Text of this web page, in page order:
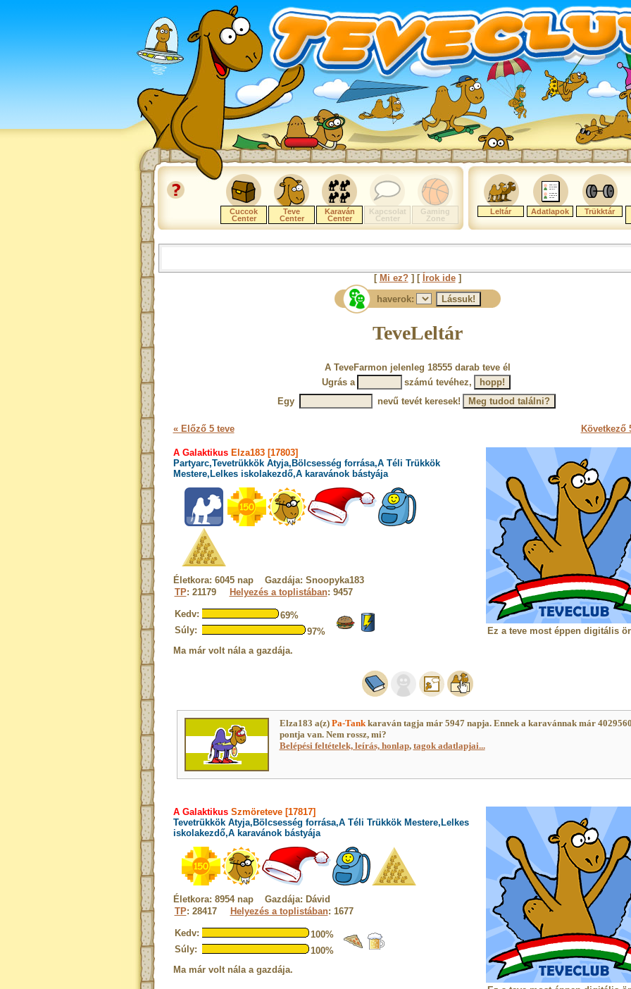
Cuccok
Center
Teve
Center
Karaván
Center
Kapcsolat
Center
Gaming
Zone
Leltár Adatlapok Trükktár
[ Mi ez?] [ Írok ide]
haverok:
TeveLeltár
A TeveFarmon jelenleg 18555 darab teve él
Ugrás a
számú tevéhez,
Egy
nevű tevét keresek!
« Előző 5 teve Következő
A GalaktikusElza183 [17803]
Partyarc,Tevetrükkök Atyja,Bölcsesség forrása,A Téli Trükkök
Mestere,Lelkes iskolakezdő,A karavánok bástyája
Életkora: 6045 nap Gazdája: Snoopyka183
TP: 21179 Helyezés a toplistában: 9457
Kedv:
69%
Súly:
97%
Ma már volt nála a gazdája.
Ez a teve most éppen digitális
Elza183 a(z) Pa-Tankkaraván tagja már 5947 napja. Ennek a karavánnak már
pontja van. Nem rossz, mi?
Belépési feltételek, leírás, honlap, tagok adatlapjai...
A GalaktikusSzmöreteve [17817]
Tevetrükkök Atyja,Bölcsesség forrása,A Téli Trükkök Mestere,Lelkes
iskolakezdő,A karavánok bástyája
Életkora: 8954 nap Gazdája: Dávid
TP: 28417 Helyezés a toplistában: 1677
Kedv:
100%
Súly:
100%
Ma már volt nála a gazdája.